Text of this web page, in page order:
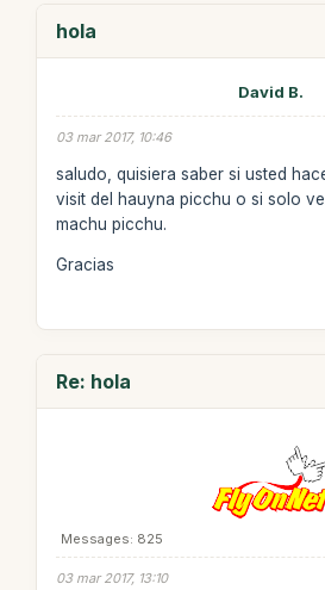
hola
David B.
03 mar 2017, 10:46
saludo, quisiera saber si usted
visit del hauyna picchu o si solo
machu picchu.
Gracias
Re: hola
Messages: 825
03 mar 2017, 13:10